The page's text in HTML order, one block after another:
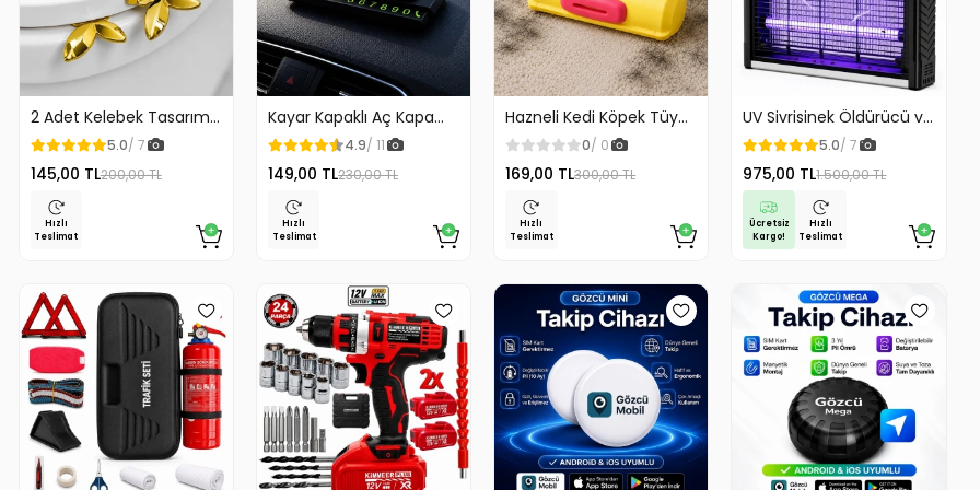
2 Adet Kelebek Tasarım
Klozet Kaldırma Aparatı
Gold Renk
5.0/ 7
145,00 TL200,00 TL
Hızlı
Teslimat
Kayar Kapaklı Aç Kapa
Araç Torpido Üstü
Fosforlu Numaratör Park
Numaratörü
4.9/ 11
149,00 TL230,00 TL
Hızlı
Teslimat
Hazneli Kedi Köpek Tüy
Temizleyici Kıl Toplayıcı
Ördek Tasarımlı
0/ 0
169,00 TL300,00 TL
Hızlı
Teslimat
UV Sivrisinek Öldürücü ve
Yok Edici Elektrikli Mega
Boy Sinek Öldürücü
Cihaz Cız Lamba Mor Işık
Asılabilir Taşınabilir
Masaüstü
5.0/ 7
975,00 TL1.500,00 TL
Ücretsiz
Kargo!
Hızlı
Teslimat